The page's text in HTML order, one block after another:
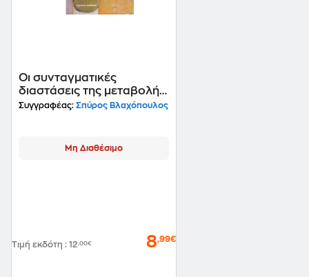
Οι συνταγματικές
διαστάσεις της μεταβολής
της Νομολογίας
Συγγραφέας: Σπύρος Βλαχόπουλος
Μη Διαθέσιμο
Τιμή εκδότη : 12,00€ 8,99€